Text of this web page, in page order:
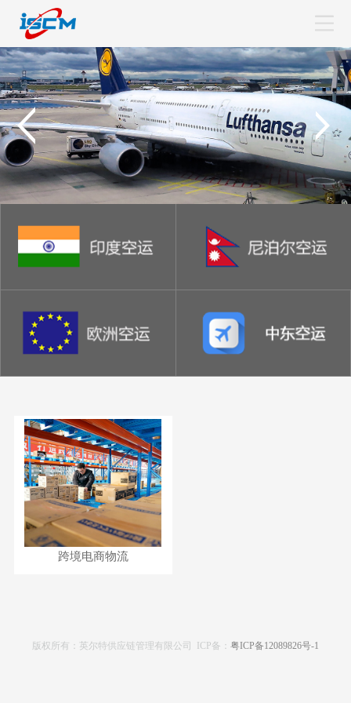
跨境电商物流
版权所有：英尔特供应链管理有限公司 ICP备： 粤ICP备12089826号-1